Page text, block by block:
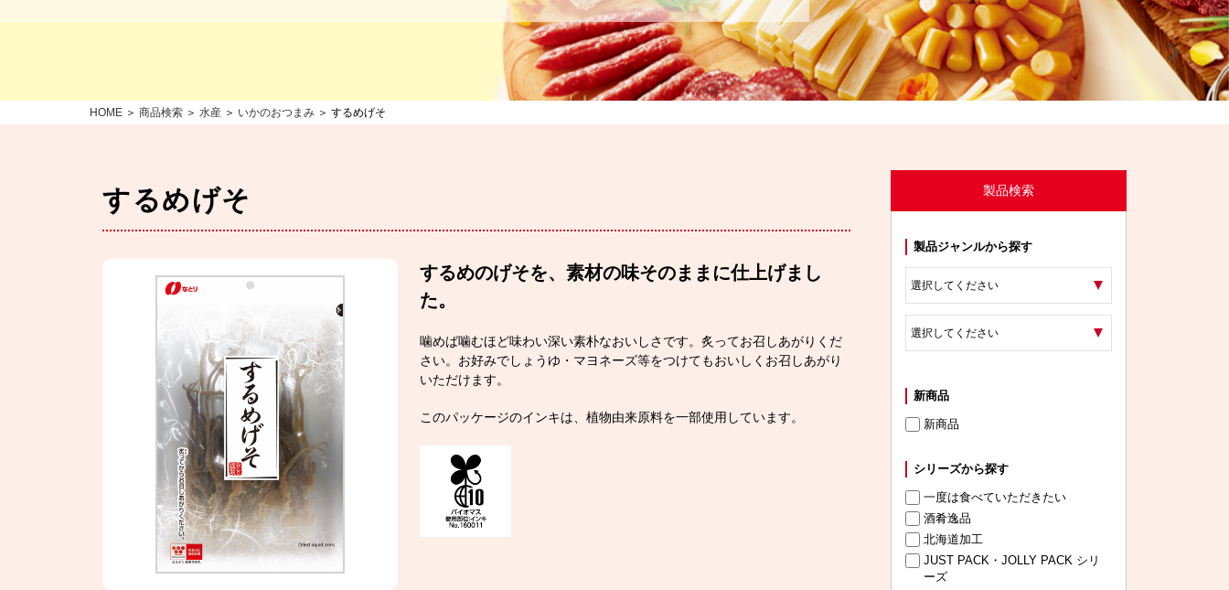
HOME ＞商品検索 ＞水産 ＞ いかのおつまみ ＞ するめげそ
するめげそ
するめのげそを、素材の味そのままに仕上げまし
た。
噛めば噛むほど味わい深い素朴なおいしさです。炙ってお召しあがりくだ
さい。お好みでしょうゆ・マヨネーズ等をつけてもおいしくお召しあがり
いただけます。
このパッケージのインキは、植物由来原料を一部使用しています。
製品検索
製品ジャンルから探す
新商品
新商品
シリーズから探す
一度は食べていただきたい
酒肴逸品
北海道加工
JUST PACK・JOLLY PACK シリ
ーズ